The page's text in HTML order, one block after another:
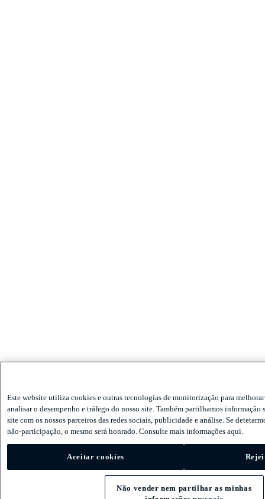
Este website utiliza cookies e outras tecnologias de monitorização para
analisar o desempenho e tráfego do nosso site. Também partilhamos informação
site com os nossos parceiros das redes sociais, publicidade e análise. Se
não-participação, o mesmo será honrado. Consulte mais informações aqui.
Aceitar cookies
Não vender nem partilhar as minhas